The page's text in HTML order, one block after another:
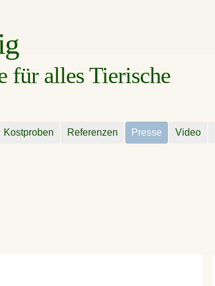
für alles Tierische
Kostproben Referenzen Presse Video